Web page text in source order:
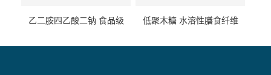
乙二胺四乙酸二钠 食品级
低聚木糖 水溶性膳食纤维